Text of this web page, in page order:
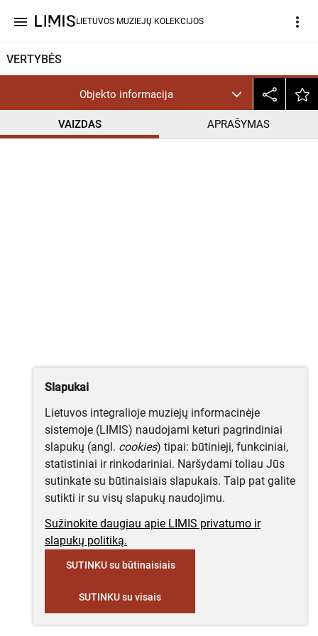
menu LIETUVOS MUZIEJŲ KOLEKCIJOS more_vert
VERTYBĖS
Objekto informacija
VAIZDAS APRAŠYMAS
Slapukai
Lietuvos integralioje muziejų informacinėje
sistemoje (LIMIS) naudojami keturi pagrindiniai
slapukų (angl. cookies) tipai: būtinieji, funkciniai,
statistiniai ir rinkodariniai. Naršydami toliau Jūs
sutinkate su būtinaisiais slapukais. Taip pat galite
sutikti ir su visų slapukų naudojimu.
Sužinokite daugiau apie LIMIS privatumo ir
slapukų politiką.
SUTINKU su būtinaisiais
SUTINKU su visais